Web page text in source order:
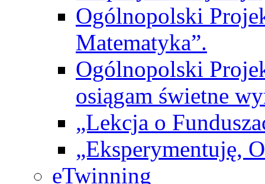
Ogólnopolski
Matematyka”.
Ogólnopolski
osiągam świetne
„Lekcja o
„Eksperymentuję,
eTwinning